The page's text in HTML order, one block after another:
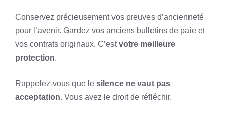
Conservez précieusement vos preuves d’ancienneté
pour l’avenir. Gardez vos anciens bulletins de paie et
vos contrats originaux. C’estvotre meilleure
protection.
Rappelez-vous que le silence ne vaut pas
acceptation. Vous avez le droit de réfléchir.